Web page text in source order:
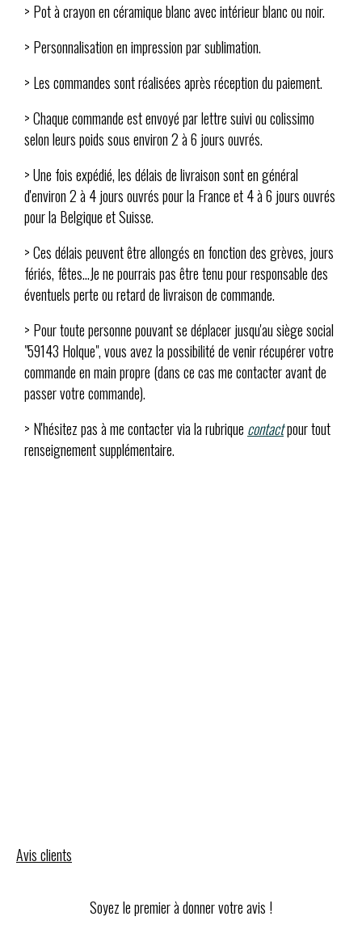
> Pot à crayon en céramique blanc avec intérieur blanc ou noir.
> Personnalisation en impression par sublimation.
> Les commandes sont réalisées après réception du paiement.
> Chaque commande est envoyé par lettre suivi ou colissimo
selon leurs poids sous environ 2 à 6 jours ouvrés.
> Une fois expédié, les délais de livraison sont en général
d'environ 2 à 4 jours ouvrés pour la France et 4 à 6 jours ouvrés
pour la Belgique et Suisse.
> Ces délais peuvent être allongés en fonction des grèves, jours
fériés, fêtes...Je ne pourrais pas être tenu pour responsable des
éventuels perte ou retard de livraison de commande.
> Pour toute personne pouvant se déplacer jusqu'au siège social
"59143 Holque", vous avez la possibilité de venir récupérer votre
commande en main propre (dans ce cas me contacter avant de
passer votre commande).
> N'hésitez pas à me contacter via la rubrique contactpour tout
renseignement supplémentaire.
Avis clients
Soyez le premier à donner votre avis !